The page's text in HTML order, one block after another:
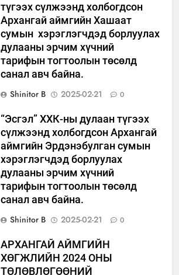
түгээх сүлжээнд холбогдсон
Архангай аймгийн Хашаат
сумын хэрэглэгчдэд борлуулах
дулааны эрчим хүчний
тарифын тогтоолын төсөлд
санал авч байна.
Shinitor B
2025-02-21 0
“Эсгэл” ХХК-ны дулаан түгээх
сүлжээнд холбогдсон Архангай
аймгийн Эрдэнэбулган сумын
хэрэглэгчдэд борлуулах
дулааны эрчим хүчний
тарифын тогтоолын төсөлд
санал авч байна.
Shinitor B
2025-02-21 0
АРХАНГАЙ АЙМГИЙН
ХӨГЖЛИЙН 2024 ОНЫ
ТӨЛӨВЛӨГӨӨНИЙ